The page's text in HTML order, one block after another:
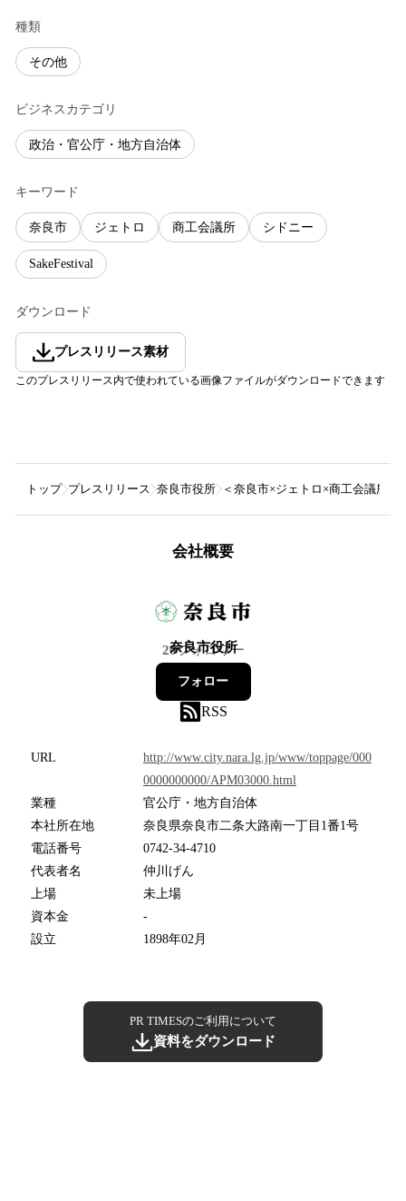
種類
その他
ビジネスカテゴリ
政治・官公庁・地方自治体
キーワード
奈良市 ジェトロ 商工会議所 シドニー
SakeFestival
ダウンロード
プレスリリース素材
このプレスリリース内で使われている画像ファイルがダウンロードできます
トップ プレスリリース 奈良市役所 ＜奈良市×ジェトロ×商工会議所
会社概要
奈良市役所
20フォロワー
フォロー
RSS
URL
http://www.city.nara.lg.jp/www/toppage/000
0000000000/APM03000.html
業種
官公庁・地方自治体
本社所在地
奈良県奈良市二条大路南一丁目1番1号
電話番号
0742-34-4710
代表者名
仲川げん
上場
未上場
資本金
-
設立
1898年02月
PR TIMESのご利用について
資料をダウンロード